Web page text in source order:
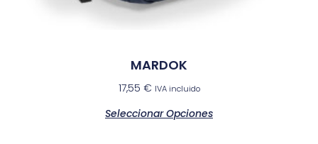
MARDOK
17,55 € IVA incluido
Seleccionar Opciones